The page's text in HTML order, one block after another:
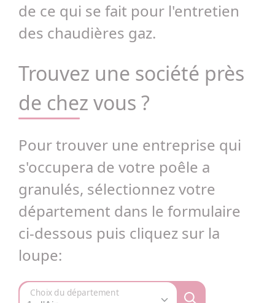
de ce qui se fait pour l'entretien
des chaudières gaz.
Trouvez une société près
de chez vous ?
Pour trouver une entreprise qui
s'occupera de votre poêle a
granulés, sélectionnez votre
département dans le formulaire
ci-dessous puis cliquez sur la
loupe:
Choix du département